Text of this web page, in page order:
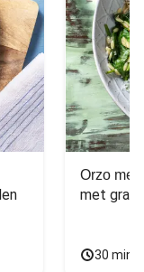
Orzo met
met
30